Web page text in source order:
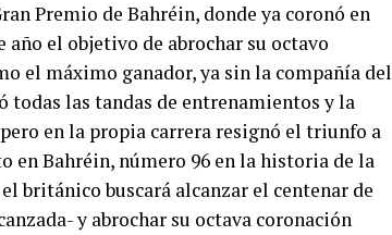
Premio de Bahréin, donde ya coronó en
año el objetivo de abrochar su octavo
el máximo ganador, ya sin la compañía del
todas las tandas de entrenamientos y la
en la propia carrera resignó el triunfo a
en Bahréin, número 96 en la historia de la
británico buscará alcanzar el centenar de
y abrochar su octava coronación